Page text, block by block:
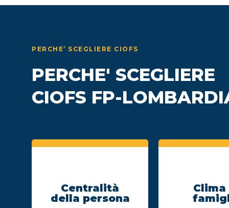
PERCHE’ SCEGLIERE CIOFS
PERCHE' SCEGLIERE
CIOFS FP-
Centralità
della persona
Clima